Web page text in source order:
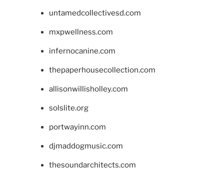
untamedcollectivesd.com
mxpwellness.com
infernocanine.com
thepaperhousecollection.com
allisonwillisholley.com
solslite.org
portwayinn.com
djmaddogmusic.com
thesoundarchitects.com